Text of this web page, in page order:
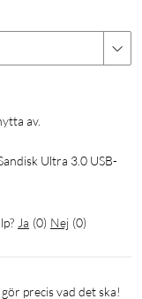
av.
Ultra 3.0 USB-
Ja (0) Nej (0)
precis vad det ska!